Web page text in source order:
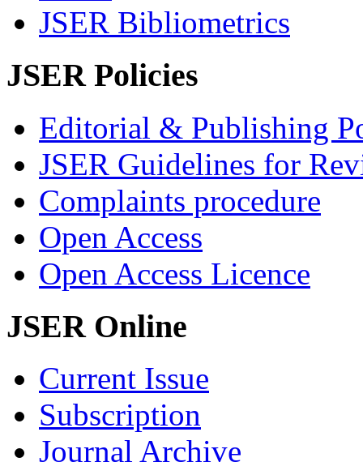
JSER Bibliometrics
JSER Policies
Editorial & Publishing
JSER Guidelines for
Complaints procedure
Open Access
Open Access Licence
JSER Online
Current Issue
Subscription
Journal Archive